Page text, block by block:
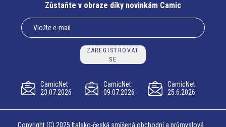
Zůstaňte v obraze díky novinkám Camic
ZAREGISTROVAT
SE
CamicNet
23.07.2026
CamicNet
09.07.2026
CamicNet
25.6.2026
Copyright (C) 2025 Italsko-česká smíšená obchodní a průmyslová